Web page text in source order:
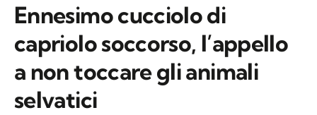
Ennesimo cucciolo di
capriolo soccorso, l’appello
a non toccare gli animali
selvatici